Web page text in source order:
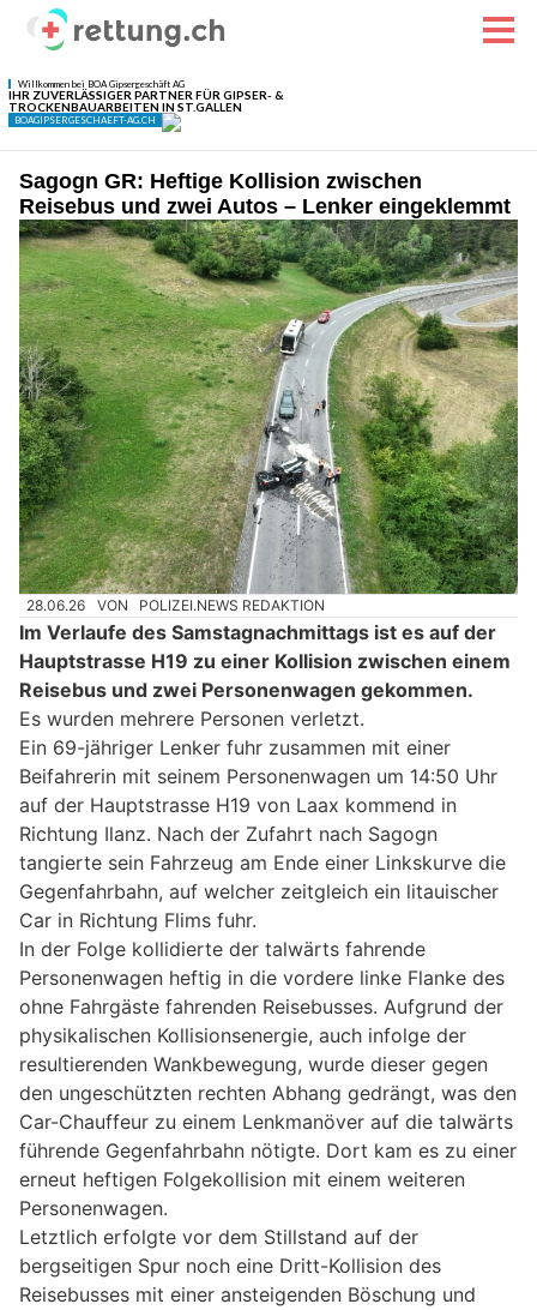
Sagogn GR: Heftige Kollision zwischen
Reisebus und zwei Autos – Lenker eingeklemmt
28.06.26 VON POLIZEI.NEWS REDAKTION
Im Verlaufe des Samstagnachmittags ist es auf der
Hauptstrasse H19 zu einer Kollision zwischen einem
Reisebus und zwei Personenwagen gekommen.
Es wurden mehrere Personen verletzt.
Ein 69-jähriger Lenker fuhr zusammen mit einer
Beifahrerin mit seinem Personenwagen um 14:50 Uhr
auf der Hauptstrasse H19 von Laax kommend in
Richtung Ilanz. Nach der Zufahrt nach Sagogn
tangierte sein Fahrzeug am Ende einer Linkskurve die
Gegenfahrbahn, auf welcher zeitgleich ein litauischer
Car in Richtung Flims fuhr.
In der Folge kollidierte der talwärts fahrende
Personenwagen heftig in die vordere linke Flanke des
ohne Fahrgäste fahrenden Reisebusses. Aufgrund der
physikalischen Kollisionsenergie, auch infolge der
resultierenden Wankbewegung, wurde dieser gegen
den ungeschützten rechten Abhang gedrängt, was den
Car-Chauffeur zu einem Lenkmanöver auf die talwärts
führende Gegenfahrbahn nötigte. Dort kam es zu einer
erneut heftigen Folgekollision mit einem weiteren
Personenwagen.
Letztlich erfolgte vor dem Stillstand auf der
bergseitigen Spur noch eine Dritt-Kollision des
Reisebusses mit einer ansteigenden Böschung und